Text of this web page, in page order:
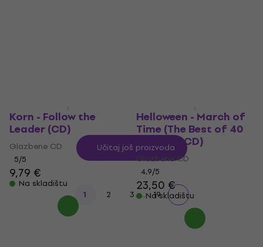
Korn - Follow the
Leader (CD)
Glazbene CD
5/5
9,79 €
Na skladištu
Helloween - March of
Time (The Best of 40
Years) (3 CD)
Glazbene CD
4,9/5
23,50 €
Na skladištu
Učitaj još proizvoda
1 2 3 ... 19